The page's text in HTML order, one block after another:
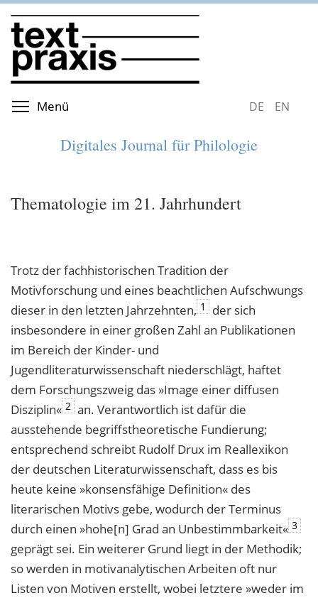
Direkt
zum
Inhalt
Menü Menüsichtbarkeit umschaltenDEUTSCH
Digitales Journal für Philologie
Thematologie im 21. Jahrhundert
Trotz der fachhistorischen Tradition der
Motivforschung und eines beachtlichen Aufschwungs
dieser in den letzten Jahrzehnten, 1
der sich
insbesondere in einer großen Zahl an Publikationen
im Bereich der Kinder- und
Jugendliteraturwissenschaft niederschlägt, haftet
dem Forschungszweig das »Image einer diffusen
Disziplin« 2 an. Verantwortlich ist dafür die
ausstehende begriffstheoretische Fundierung;
entsprechend schreibt Rudolf Drux im Reallexikon
der deutschen Literaturwissenschaft, dass es bis
heute keine »konsensfähige Definition« des
literarischen Motivs gebe, wodurch der Terminus
durch einen »hohe[n] Grad an Unbestimmbarkeit« 3
geprägt sei. Ein weiterer Grund liegt in der Methodik;
so werden in motivanalytischen Arbeiten oft nur
Listen von Motiven erstellt, wobei letztere »weder im